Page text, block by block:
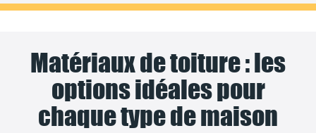
Matériaux de toiture : les
options idéales pour
chaque type de maison